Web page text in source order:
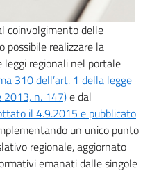
coinvolgimento delle
possibile realizzare la
regionali nel portale
310 dell’art. 1 della legge
2013, n. 147)e dal
il 4.9.2015 e pubblicato
un unico punto
regionale, aggiornato
emanati dalle singole